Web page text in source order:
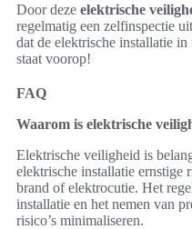
Door deze elektrische
regelmatig een zelfinspectie
dat de elektrische installatie
staat voorop!
FAQ
Waarom is elektrische
Elektrische veiligheid is
elektrische installatie ernstige
brand of elektrocutie. Het
installatie en het nemen van
risico’s minimaliseren.